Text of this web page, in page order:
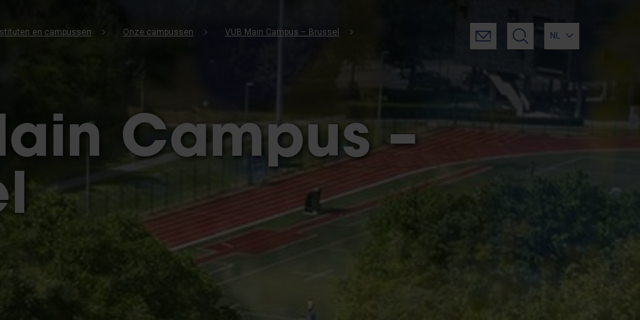
en campussen Onze campussen VUB Main Campus – Brussel NL
Campus –